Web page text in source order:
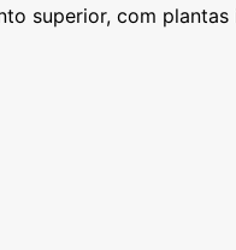
superior, com plantas